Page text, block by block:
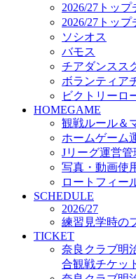
奈良クラブ明
合観戦チケッ
奈良クラブ明
「鹿パス」
観戦ルール＆
FANCOMMUNITY
2026/27ファン
サポートショ
GOODS
オフィシャル
オンラインス
ACADEMY
アカデミーに
プロジェクト
コーチ&スタッ
ジュニア
ジュニアユース
ユース
練習拠点（ナ
2026/27トップ
2026/27トッ
ソシオス
バモス
チアダンスス
ボランティア
ビクトリーロ
HOMEGAME
観戦ルール＆
ホームゲーム
Jリーグ運営管
写真・動画使
ロートフィー
SCHEDULE
2026/27
練習見学時の
TICKET
奈良クラブ明
合観戦チケッ